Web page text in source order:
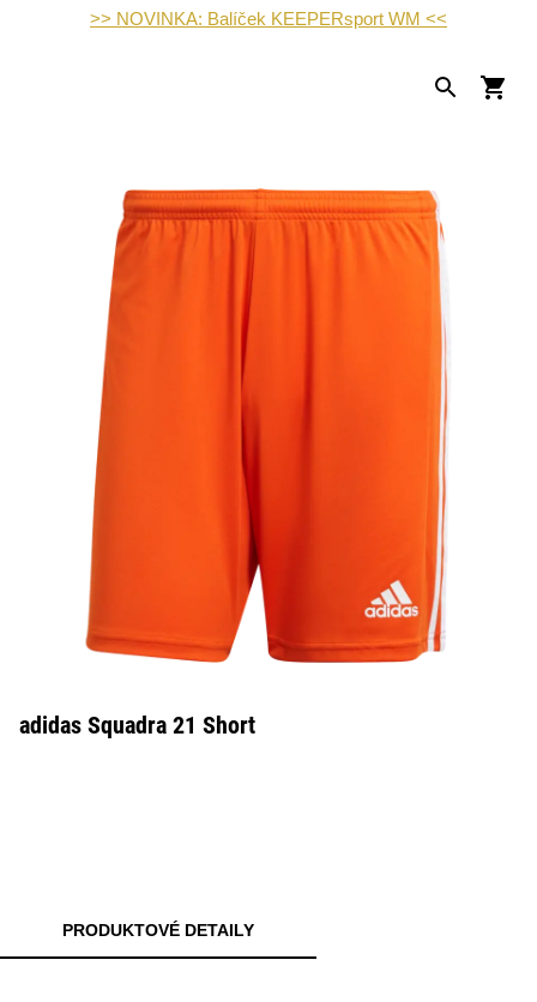
>> NOVINKA: Balíček KEEPERsport WM <<
adidas Squadra 21 Short
PRODUKTOVÉ DETAILY